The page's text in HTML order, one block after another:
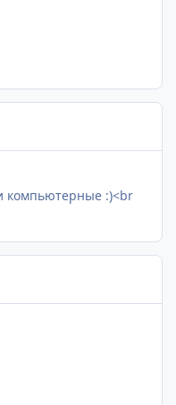
компьютерные :)<br